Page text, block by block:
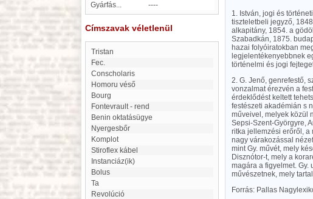
Gyárfás...
----
Címszavak véletlenül
Tristan
Fec.
conscholaris
Homoru véső
Bourg
Fontevrault - rend
Benin oktatásügye
Nyergesbőr
Komplot
stiroflex kábel
instanciáz(ik)
Bolus
Ta
revolúció
1. István, jogi és
tiszteletbeli jegyző,
alkapitány, 1854. a
Szabadkán, 1875.
hazai folyóiratokban
legjelentékenyebbnek
történelmi és jogi
2. G. Jenő, genrefestő,
vonzalmat érezvén a
érdeklődést keltett
festészeti akadémián s
műveivel, melyek közül
Sepsi-Szent-Györgyre,
ritka jellemzési erőről, a
nagy várakozással
mint Gy. művét, mely
Disznótor-t, mely a
magára a figyelmet.
művészetnek, mely
Forrás: Pallas